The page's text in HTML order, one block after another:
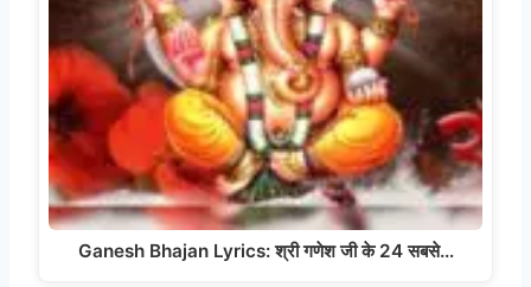
Ganesh Bhajan Lyrics: श्री गणेश जी के 24 सबसे…